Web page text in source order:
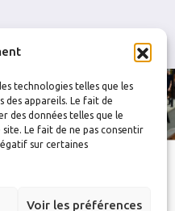
technologies telles que les
appareils. Le fait de
des données telles que le
Le fait de ne pas consentir
sur certaines
Voir les préférences